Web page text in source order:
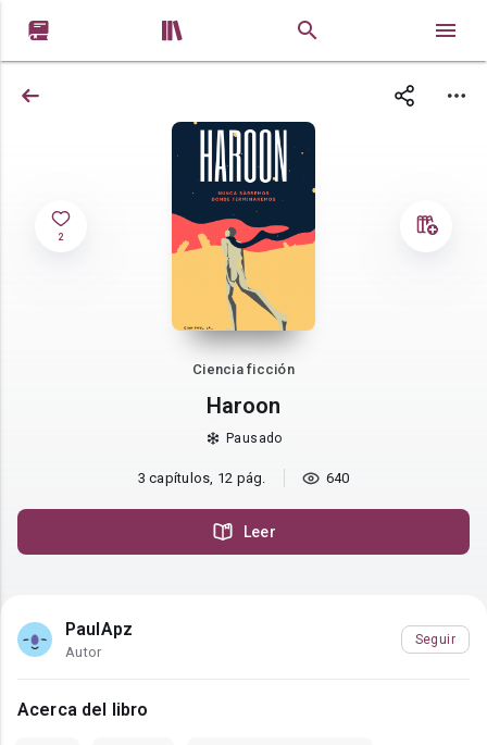
 
2
Ciencia ficción
Haroon
Pausado
3 capítulos, 12 pág. 640
Leer
PaulApz
Autor
Seguir
Acerca del libro